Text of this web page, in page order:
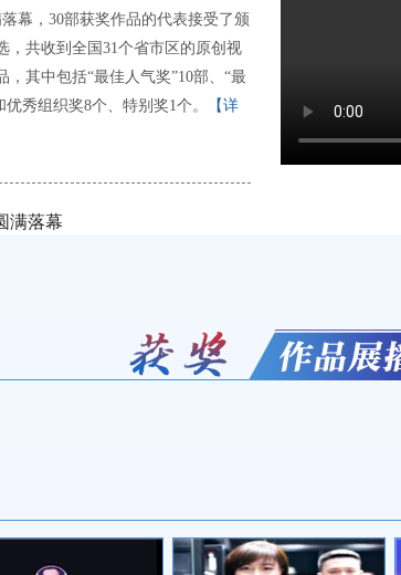
幕，30部获奖作品的代表接受了颁
，共收到全国31个省市区的原创视
其中包括“最佳人气奖”10部、“最
秀组织奖8个、特别奖1个。
【详
满落幕